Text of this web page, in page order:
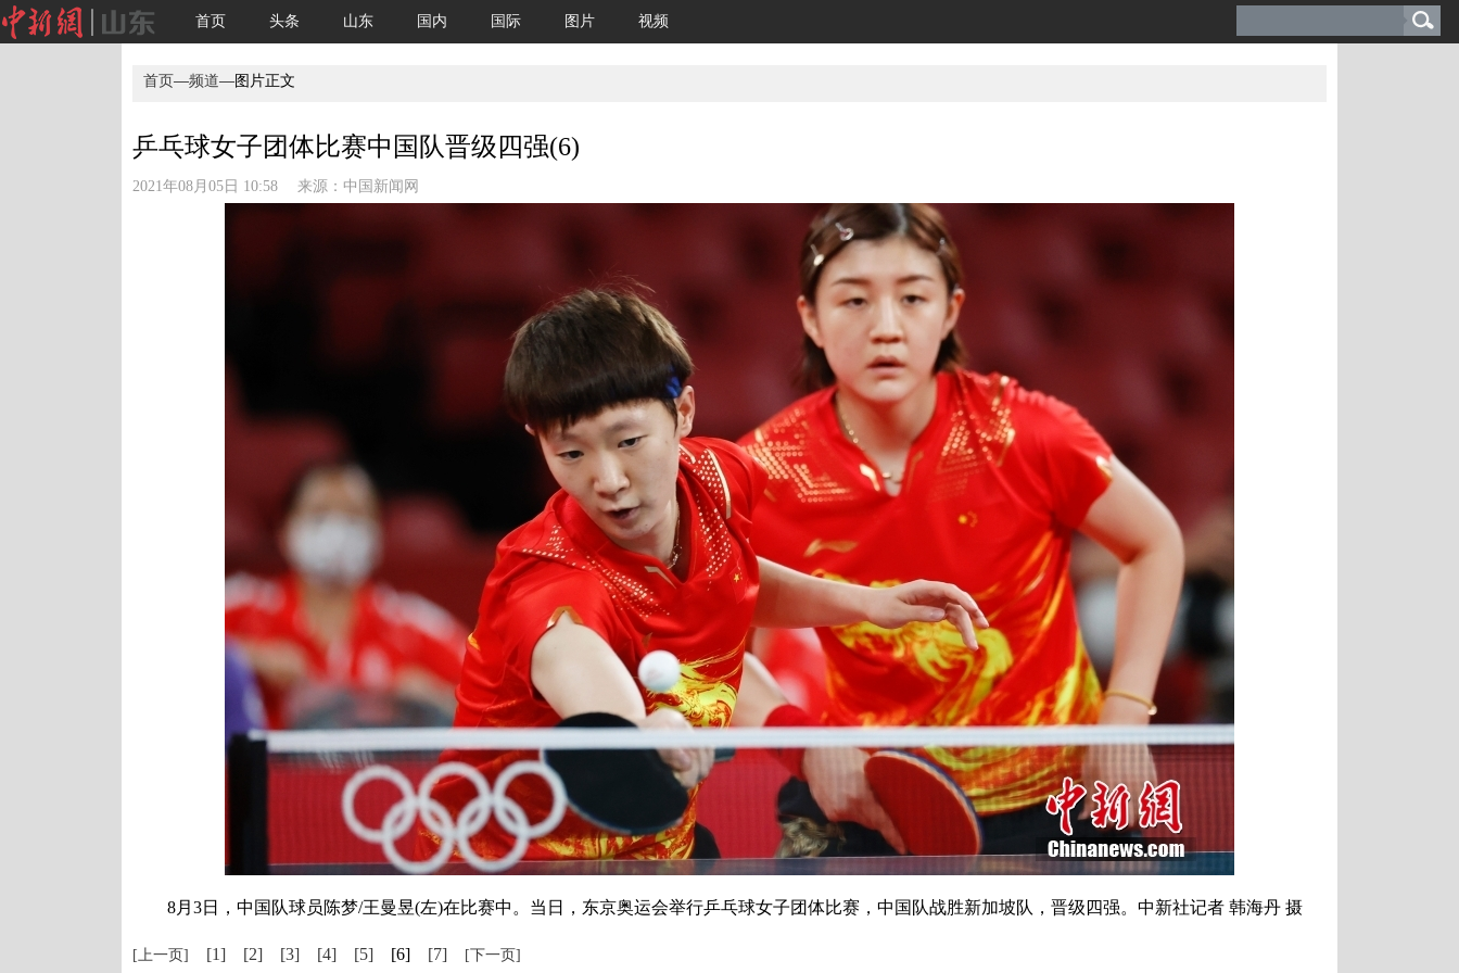
首页 头条 山东 国内 国际 图片 视频
首页—频道—图片正文
乒乓球女子团体比赛中国队晋级四强(6)
2021年08月05日 10:58 来源： 中国新闻网
8月3日，中国队球员陈梦/王曼昱(左)在比赛中。当日，东京奥运会举行乒乓球女子团体比赛，中国队战胜新加坡队，晋级四强。中新社记者 韩海丹 摄
[上一页] [1] [2] [3] [4] [5] [6] [7] [下一页]